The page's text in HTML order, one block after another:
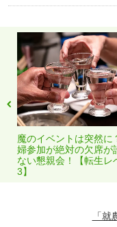
魔のイベントは突然
婦参加が絶対の欠席が
ない懇親会！【転生レ
3】
「